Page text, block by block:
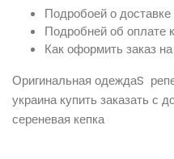
Подробоей о доставке
Подробней об оплате
Как оформить заказ
Оригинальная одеждаS
украина купить заказать с
сереневая кепка